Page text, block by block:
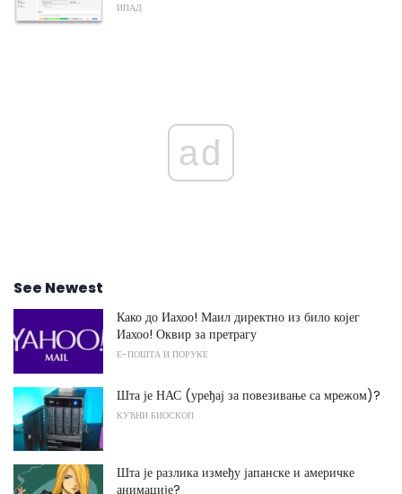
ИПАД
ad
See Newest
Како до Иахоо! Маил директно из било којег
Иахоо! Оквир за претрагу
Е-ПОШТА И ПОРУКЕ
Шта је НАС (уређај за повезивање са мрежом)?
КУЋНИ БИОСКОП
Шта је разлика између јапанске и америчке
анимације?